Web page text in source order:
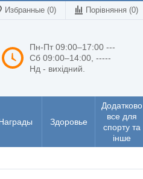
Избранные (0) Порівняння (0)
Пн-Пт 09:00–17:00 ---
Сб 09:00–14:00, -----
Нд - вихідний.
Здоровье
Додатково
все для
спорту та
інше